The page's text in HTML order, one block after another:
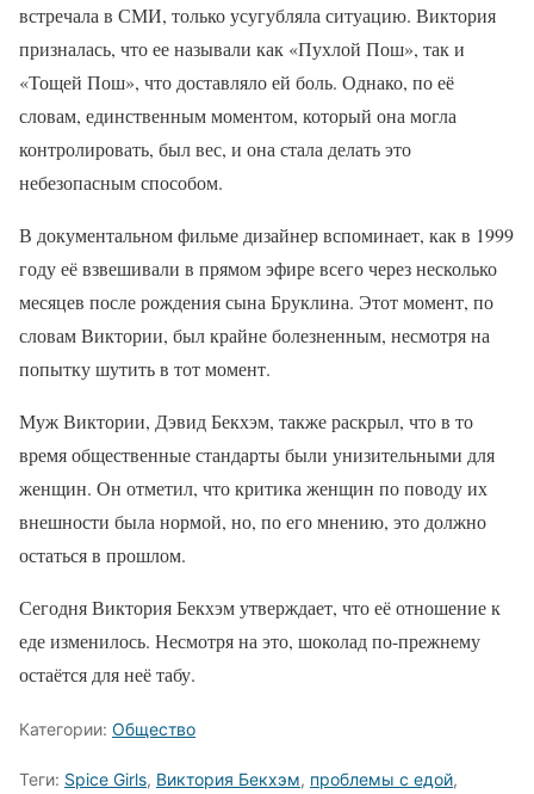
встречала в СМИ, только усугубляла ситуацию. Виктория
призналась, что ее называли как «Пухлой Пош», так и
«Тощей Пош», что доставляло ей боль. Однако, по её
словам, единственным моментом, который она могла
контролировать, был вес, и она стала делать это
небезопасным способом.
В документальном фильме дизайнер вспоминает, как в 1999
году её взвешивали в прямом эфире всего через несколько
месяцев после рождения сына Бруклина. Этот момент, по
словам Виктории, был крайне болезненным, несмотря на
попытку шутить в тот момент.
Муж Виктории, Дэвид Бекхэм, также раскрыл, что в то
время общественные стандарты были унизительными для
женщин. Он отметил, что критика женщин по поводу их
внешности была нормой, но, по его мнению, это должно
остаться в прошлом.
Сегодня Виктория Бекхэм утверждает, что её отношение к
еде изменилось. Несмотря на это, шоколад по-прежнему
остаётся для неё табу.
Категории: Общество
Теги: Spice Girls, Виктория Бекхэм, проблемы с едой,